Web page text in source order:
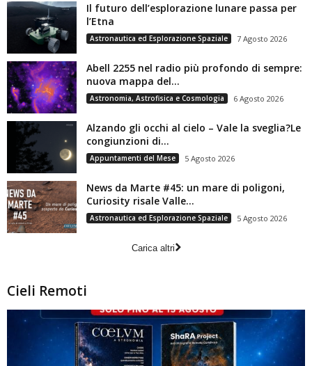
Il futuro dell’esplorazione lunare passa per
l’Etna
Astronautica ed Esplorazione Spaziale 7 Agosto 2026
Abell 2255 nel radio più profondo di sempre:
nuova mappa del...
Astronomia, Astrofisica e Cosmologia 6 Agosto 2026
Alzando gli occhi al cielo – Vale la sveglia?Le
congiunzioni di...
Appuntamenti del Mese 5 Agosto 2026
News da Marte #45: un mare di poligoni,
Curiosity risale Valle...
Astronautica ed Esplorazione Spaziale 5 Agosto 2026
Carica altri
Cieli Remoti